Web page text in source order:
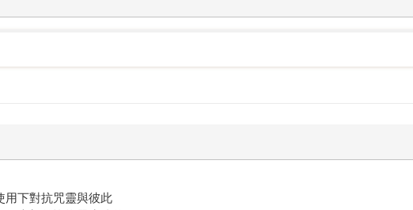
用下對抗咒靈與彼此